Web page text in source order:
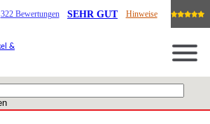
322 Bewertungen SEHR GUT Hinweise